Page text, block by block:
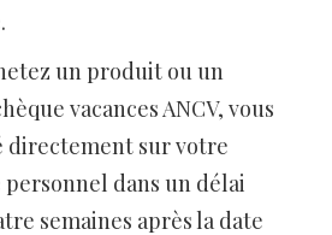
un produit ou un
vacances ANCV, vous
directement sur votre
dans un délai
semaines après la date